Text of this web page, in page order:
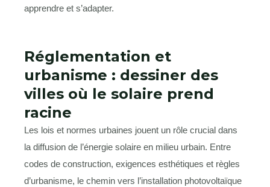
apprendre et s’adapter.
Réglementation et
urbanisme : dessiner des
villes où le solaire prend
racine
Les lois et normes urbaines jouent un rôle crucial dans
la diffusion de l’énergie solaire en milieu urbain. Entre
codes de construction, exigences esthétiques et règles
d’urbanisme, le chemin vers l’installation photovoltaïque